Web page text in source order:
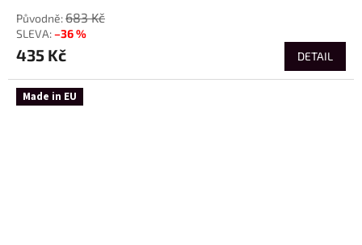
683 Kč
–36 %
435 Kč DETAIL
Made in EU